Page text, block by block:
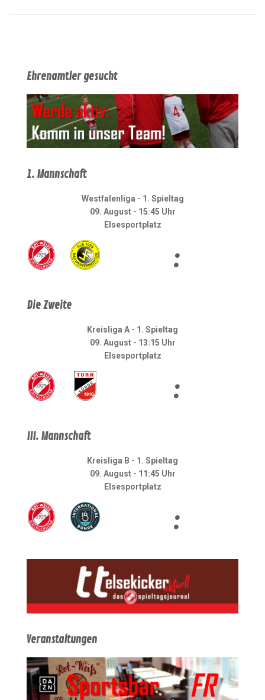
Ehrenamtler gesucht
1. Mannschaft
Westfalenliga - 1. Spieltag
09. August - 15:45 Uhr
Elsesportplatz
:
Die Zweite
Kreisliga A - 1. Spieltag
09. August - 13:15 Uhr
Elsesportplatz
:
III. Mannschaft
Kreisliga B - 1. Spieltag
09. August - 11:45 Uhr
Elsesportplatz
:
Veranstaltungen